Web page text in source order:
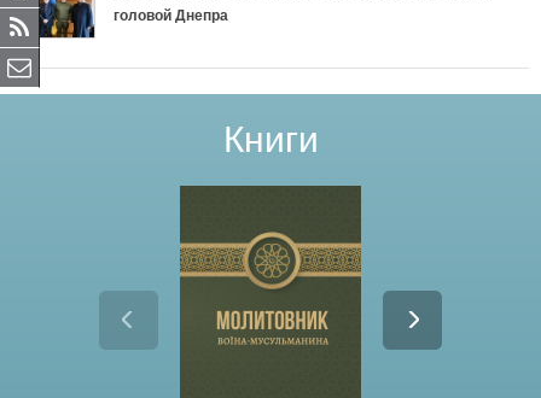
головой Днепра
Книги